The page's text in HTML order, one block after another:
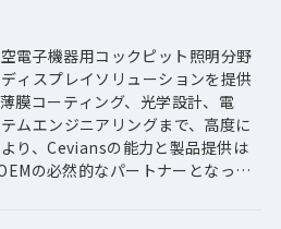
電子機器用コックピット照明分野
ィスプレイソリューションを提供
膜コーティング、光学設計、電
ムエンジニアリングまで、高度に
り、Ceviansの能力と製品提供は
の必然的なパートナーとなって